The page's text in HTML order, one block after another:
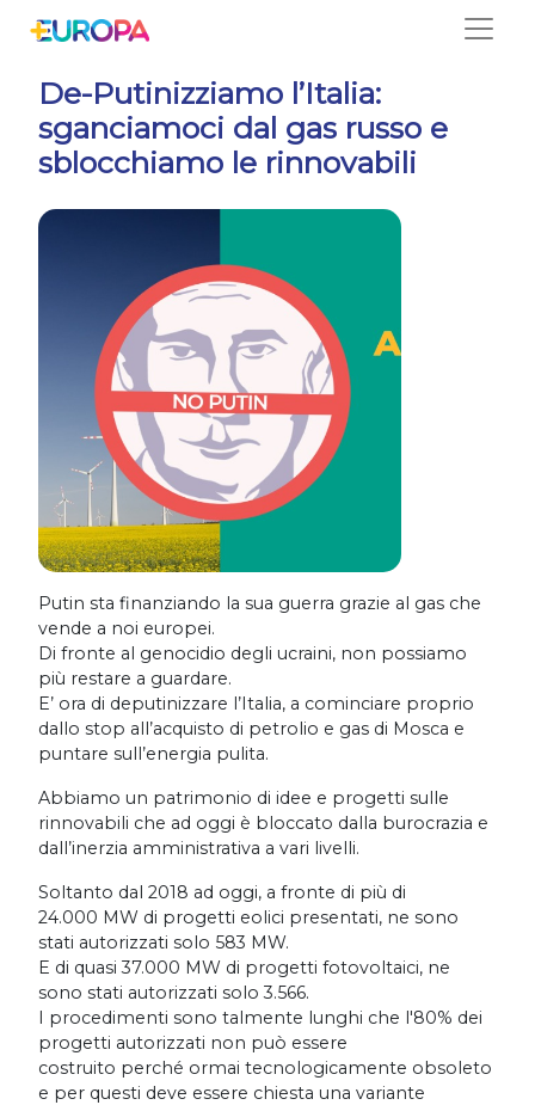
De-Putinizziamo l’Italia:
sganciamoci dal gas russo e
sblocchiamo le rinnovabili
Putin sta finanziando la sua guerra grazie al gas che
vende a noi europei.
Di fronte al genocidio degli ucraini, non possiamo
più restare a guardare.
E’ ora di deputinizzare l’Italia, a cominciare proprio
dallo stop all’acquisto di petrolio e gas di Mosca e
puntare sull’energia pulita.
Abbiamo un patrimonio di idee e progetti sulle
rinnovabili che ad oggi è bloccato dalla burocrazia e
dall’inerzia amministrativa a vari livelli.
Soltanto dal 2018 ad oggi, a fronte di più di
24.000 MW di progetti eolici presentati, ne sono
stati autorizzati solo 583 MW.
E di quasi 37.000 MW di progetti fotovoltaici, ne
sono stati autorizzati solo 3.566.
I procedimenti sono talmente lunghi che l'80% dei
progetti autorizzati non può essere
costruito perché ormai tecnologicamente obsoleto
e per questi deve essere chiesta una variante